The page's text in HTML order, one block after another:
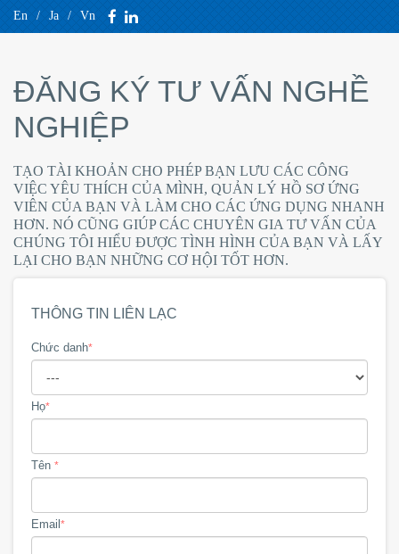
En / Ja / Vn
ĐĂNG KÝ TƯ VẤN NGHỀ
NGHIỆP
TẠO TÀI KHOẢN CHO PHÉP BẠN LƯU CÁC CÔNG
VIỆC YÊU THÍCH CỦA MÌNH, QUẢN LÝ HỒ SƠ ỨNG
VIÊN CỦA BẠN VÀ LÀM CHO CÁC ỨNG DỤNG NHANH
HƠN. NÓ CŨNG GIÚP CÁC CHUYÊN GIA TƯ VẤN CỦA
CHÚNG TÔI HIỂU ĐƯỢC TÌNH HÌNH CỦA BẠN VÀ LẤY
LẠI CHO BẠN NHỮNG CƠ HỘI TỐT HƠN.
THÔNG TIN LIÊN LẠC
Chức danh*
Họ*
Tên *
Email *